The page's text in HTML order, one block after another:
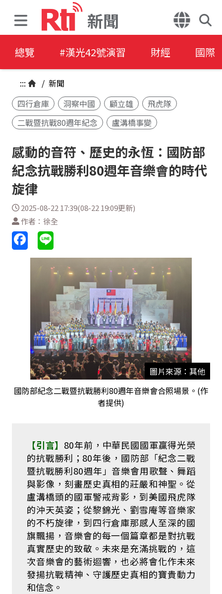
新聞
總覽 #漢光42號演習 財經 國際
::: / 新聞
四行倉庫
洞察中國 顧立雄
飛虎隊
二戰暨抗戰80週年紀念
盧溝橋事變
感動的音符、歷史的永恆：國防部
紀念抗戰勝利80週年音樂會的時代
旋律
2025-08-22 17:39(08-22 19:09更新)
作者：徐全
圖片來源：其他
國防部紀念二戰暨抗戰勝利80週年音樂會合照場景。(作
者提供)
【引言】 80年前，中華民國國軍贏得光榮
的抗戰勝利； 80年後，國防部「紀念二戰
暨抗戰勝利80週年」音樂會用歌聲、舞蹈
與影像，刻畫歷史真相的莊嚴和神聖。從
盧溝橋頭的國軍警戒背影，到美國飛虎隊
的沖天英姿；從黎錦光、劉雪庵等音樂家
的不朽旋律，到四行倉庫那感人至深的國
旗飄揚，音樂會的每一個篇章都是對抗戰
真實歷史的致敬。未來是充滿挑戰的，這
次音樂會的藝術迴響，也必將會化作未來
發揚抗戰精神、守護歷史真相的寶貴動力
和信念。